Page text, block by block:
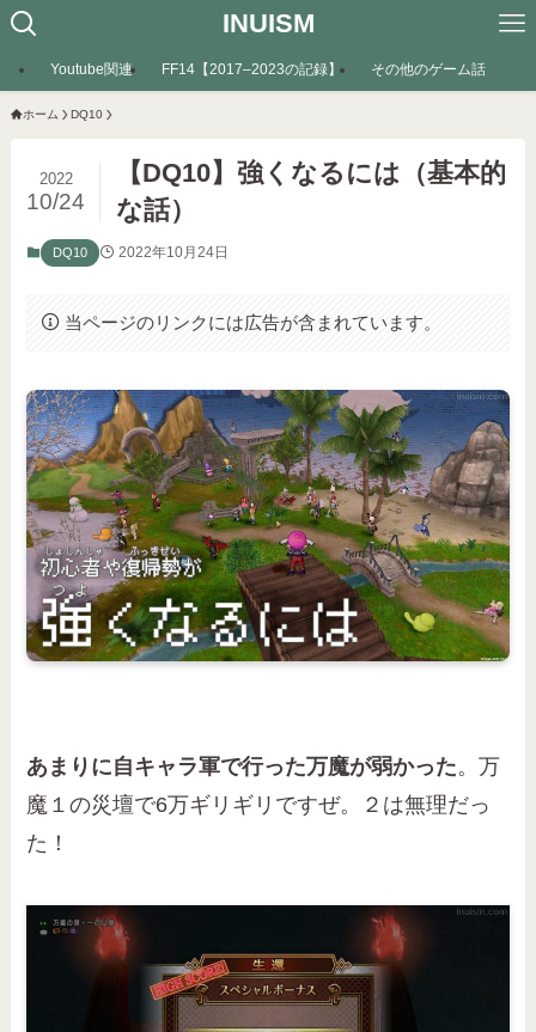
INUISM
Youtube関連 FF14【2017–2023の記録】 その他のゲーム話
ホーム DQ10
【DQ10】強くなるには（基本的
な話）
2022
10/24
DQ10 2022年10月24日
当ページのリンクには広告が含まれています。
あまりに自キャラ軍で行った万魔が弱かった。万
魔１の災壇で6万ギリギリですぜ。２は無理だっ
た！